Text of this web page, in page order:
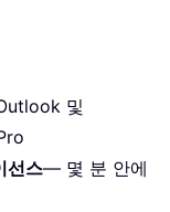
및
선스— 몇 분 안에